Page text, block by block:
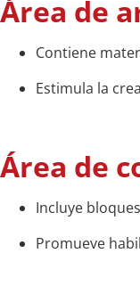
Área de
Contiene
Estimula la
Área de
Incluye
Promueve